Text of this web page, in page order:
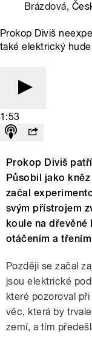
Brázdová,
Prokop Diviš
také elektrický
1:53
Prokop Diviš
Působil jako
začal
svým přístrojem
koule na
otáčením a
Později se začal
jsou elektrické
které pozoroval
věc, která by
zemí, a tím